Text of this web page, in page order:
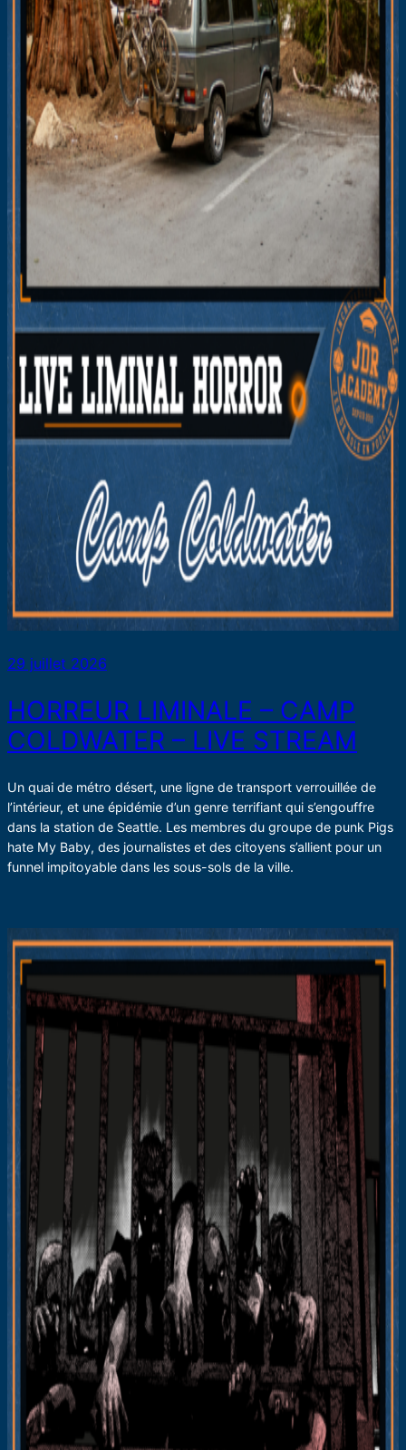
29 juillet 2026
HORREUR LIMINALE – CAMP
COLDWATER – LIVE STREAM
Un quai de métro désert, une ligne de transport verrouillée de
l’intérieur, et une épidémie d’un genre terrifiant qui s’engouffre
dans la station de Seattle. Les membres du groupe de punk Pigs
hate My Baby, des journalistes et des citoyens s’allient pour un
funnel impitoyable dans les sous-sols de la ville.